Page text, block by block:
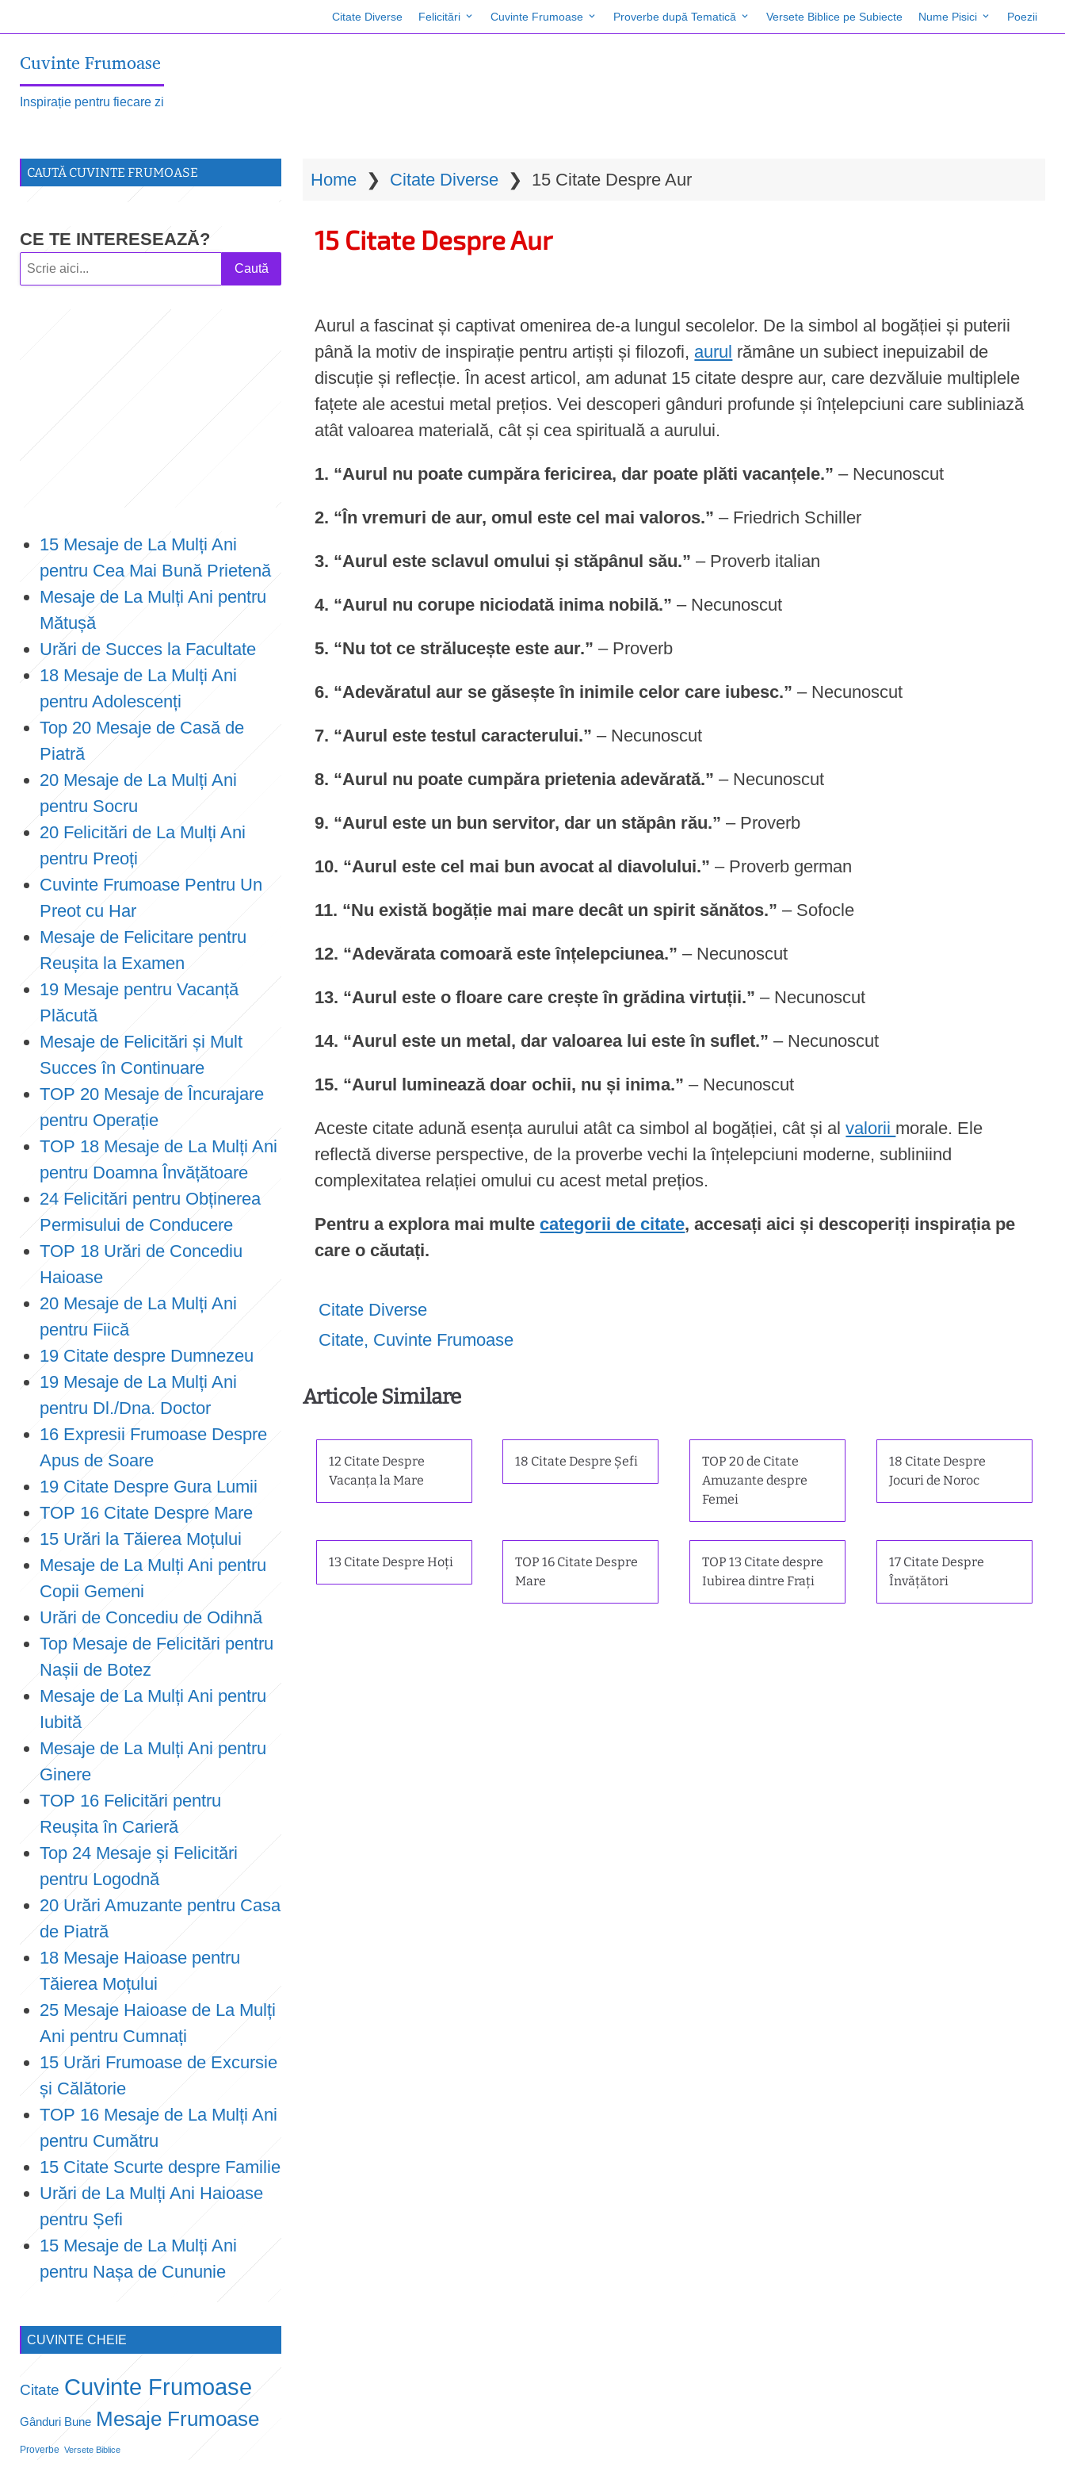
k
Citate Diverse Felicitări Cuvinte Frumoase Proverbe după Tematică Versete Biblice pe Subiecte Nume Pisici Poezii
Cuvinte Frumoase
Inspirație pentru fiecare zi
Home ❯ Citate Diverse ❯ 15 Citate Despre Aur
15 Citate Despre Aur
Aurul a fascinat și captivat omenirea de-a lungul secolelor. De la simbol al bogăției și puterii
până la motiv de inspirație pentru artiști și filozofi, aurul rămâne un subiect inepuizabil de
discuție și reflecție. În acest articol, am adunat 15 citate despre aur, care dezvăluie multiplele
fațete ale acestui metal prețios. Vei descoperi gânduri profunde și înțelepciuni care subliniază
atât valoarea materială, cât și cea spirituală a aurului.
1. “Aurul nu poate cumpăra fericirea, dar poate plăti vacanțele.” – Necunoscut
2. “În vremuri de aur, omul este cel mai valoros.” – Friedrich Schiller
3. “Aurul este sclavul omului și stăpânul său.” – Proverb italian
4. “Aurul nu corupe niciodată inima nobilă.” – Necunoscut
5. “Nu tot ce strălucește este aur.” – Proverb
6. “Adevăratul aur se găsește în inimile celor care iubesc.” – Necunoscut
7. “Aurul este testul caracterului.” – Necunoscut
8. “Aurul nu poate cumpăra prietenia adevărată.” – Necunoscut
9. “Aurul este un bun servitor, dar un stăpân rău.” – Proverb
10. “Aurul este cel mai bun avocat al diavolului.” – Proverb german
11. “Nu există bogăție mai mare decât un spirit sănătos.” – Sofocle
12. “Adevărata comoară este înțelepciunea.” – Necunoscut
13. “Aurul este o floare care crește în grădina virtuții.” – Necunoscut
14. “Aurul este un metal, dar valoarea lui este în suflet.” – Necunoscut
15. “Aurul luminează doar ochii, nu și inima.” – Necunoscut
Aceste citate adună esența aurului atât ca simbol al bogăției, cât și alvalorii morale. Ele
reflectă diverse perspective, de la proverbe vechi la înțelepciuni moderne, subliniind
complexitatea relației omului cu acest metal prețios.
Pentru a explora mai multecategorii de citate, accesați aici și descoperiți inspirația pe
care o căutați.
Citate Diverse
Citate, Cuvinte Frumoase
Articole Similare
12 Citate Despre
Vacanța la Mare
18 Citate Despre Șefi
TOP 20 de Citate
Amuzante despre
Femei
18 Citate Despre
Jocuri de Noroc
13 Citate Despre Hoți
TOP 16 Citate Despre
Mare
TOP 13 Citate despre
Iubirea dintre Frați
17 Citate Despre
Învățători
CAUTĂ CUVINTE FRUMOASE
CE TE INTERESEAZĂ?
Caută
15 Mesaje de La Mulți Ani
pentru Cea Mai Bună Prietenă
Mesaje de La Mulți Ani pentru
Mătușă
Urări de Succes la Facultate
18 Mesaje de La Mulți Ani
pentru Adolescenți
Top 20 Mesaje de Casă de
Piatră
20 Mesaje de La Mulți Ani
pentru Socru
20 Felicitări de La Mulți Ani
pentru Preoți
Cuvinte Frumoase Pentru Un
Preot cu Har
Mesaje de Felicitare pentru
Reușita la Examen
19 Mesaje pentru Vacanță
Plăcută
Mesaje de Felicitări și Mult
Succes în Continuare
TOP 20 Mesaje de Încurajare
pentru Operație
TOP 18 Mesaje de La Mulți Ani
pentru Doamna Învățătoare
24 Felicitări pentru Obținerea
Permisului de Conducere
TOP 18 Urări de Concediu
Haioase
20 Mesaje de La Mulți Ani
pentru Fiică
19 Citate despre Dumnezeu
19 Mesaje de La Mulți Ani
pentru Dl./Dna. Doctor
16 Expresii Frumoase Despre
Apus de Soare
19 Citate Despre Gura Lumii
TOP 16 Citate Despre Mare
15 Urări la Tăierea Moțului
Mesaje de La Mulți Ani pentru
Copii Gemeni
Urări de Concediu de Odihnă
Top Mesaje de Felicitări pentru
Nașii de Botez
Mesaje de La Mulți Ani pentru
Iubită
Mesaje de La Mulți Ani pentru
Ginere
TOP 16 Felicitări pentru
Reușita în Carieră
Top 24 Mesaje și Felicitări
pentru Logodnă
20 Urări Amuzante pentru Casa
de Piatră
18 Mesaje Haioase pentru
Tăierea Moțului
25 Mesaje Haioase de La Mulți
Ani pentru Cumnați
15 Urări Frumoase de Excursie
și Călătorie
TOP 16 Mesaje de La Mulți Ani
pentru Cumătru
15 Citate Scurte despre Familie
Urări de La Mulți Ani Haioase
pentru Șefi
15 Mesaje de La Mulți Ani
pentru Nașa de Cununie
CUVINTE CHEIE
Citate Cuvinte Frumoase
Gânduri Bune Mesaje Frumoase
Proverbe Versete Biblice